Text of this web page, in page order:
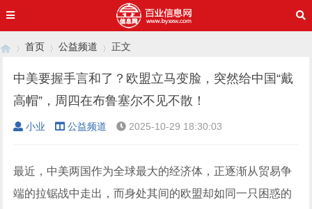
›
首页 公益频道
›
正文
中美要握手言和了？欧盟立马变脸，突然给中国“戴
高帽”，周四在布鲁塞尔不见不散！
小业 公益频道 2025-10-29 18:30:03
最近，中美两国作为全球最大的经济体，正逐渐从贸易争
端的拉锯战中走出，而身处其间的欧盟却如同一只困惑的